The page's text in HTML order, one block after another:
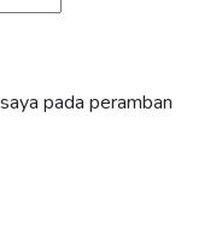
pada peramban